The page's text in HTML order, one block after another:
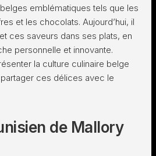
emblématiques tels que les
et les chocolats. Aujourd’hui, il
ces saveurs dans ses plats, en
personnelle et innovante.
la culture culinaire belge
ces délices avec le
de Mallory